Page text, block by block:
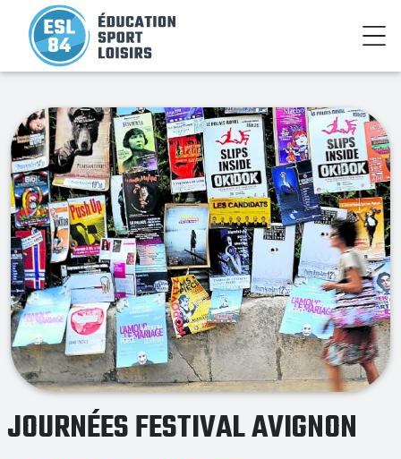
JOURNÉES FESTIVAL AVIGNON